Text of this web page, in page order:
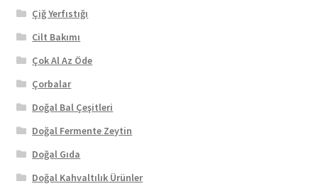
Çiğ Yerfıstığı
Cilt Bakımı
Çok Al Az Öde
Çorbalar
Doğal Bal Çeşitleri
Doğal Fermente Zeytin
Doğal Gıda
Doğal Kahvaltılık Ürünler